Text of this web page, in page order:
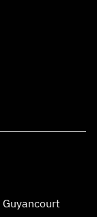
Guyancourt